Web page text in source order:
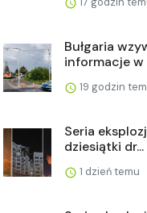
Bułgaria
informacje w
19 godzin
Seria
dziesiątki dr...
1 dzień temu